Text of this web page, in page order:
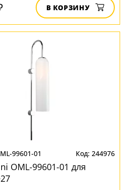
В КОРЗИНУ
99601-01 244976
OML-99601-01 для